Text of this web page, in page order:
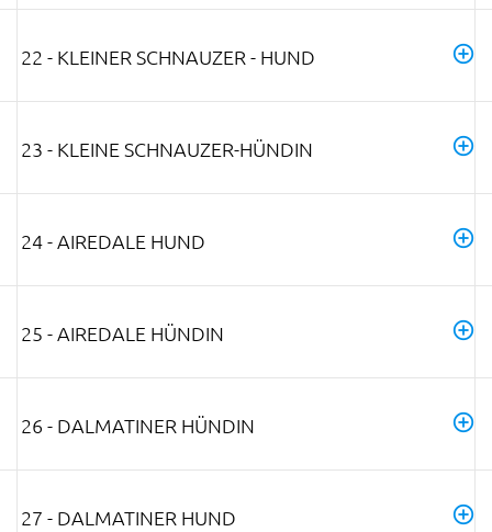
22 - KLEINER SCHNAUZER - HUND
23 - KLEINE SCHNAUZER-HÜNDIN
24 - AIREDALE HUND
25 - AIREDALE HÜNDIN
26 - DALMATINER HÜNDIN
27 - DALMATINER HUND